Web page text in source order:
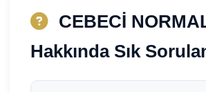
CEBECİ
Hakkında Sık